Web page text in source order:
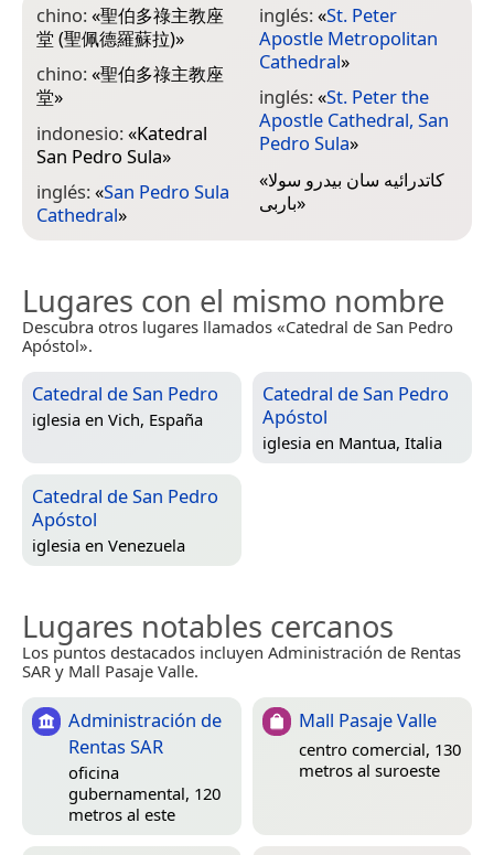
chino:«聖伯多祿主教座
堂 (聖佩德羅蘇拉)»
chino:«聖伯多祿主教座
堂»
indonesio:«Katedral
San Pedro Sula»
inglés:«San Pedro Sula
Cathedral»
inglés:«St. Peter
Apostle Metropolitan
Cathedral»
inglés:«St. Peter the
Apostle Cathedral, San
Pedro Sula»
«كاتدرائيه سان بيدرو سولا
باربى»
Lugares con el mismo nombre
Descubra otros lugares llamados «Catedral de San Pedro
Apóstol».
Catedral de San Pedro
iglesia en Vich, España
Catedral de San Pedro
Apóstol
iglesia en Mantua, Italia
Catedral de San Pedro
Apóstol
iglesia en Venezuela
Lugares notables cercanos
Los puntos destacados incluyen Administración de Rentas
SAR y Mall Pasaje Valle.
Administración de
Rentas SAR
oficina
gubernamental, 120
metros al este
Mall Pasaje Valle
centro comercial, 130
metros al suroeste